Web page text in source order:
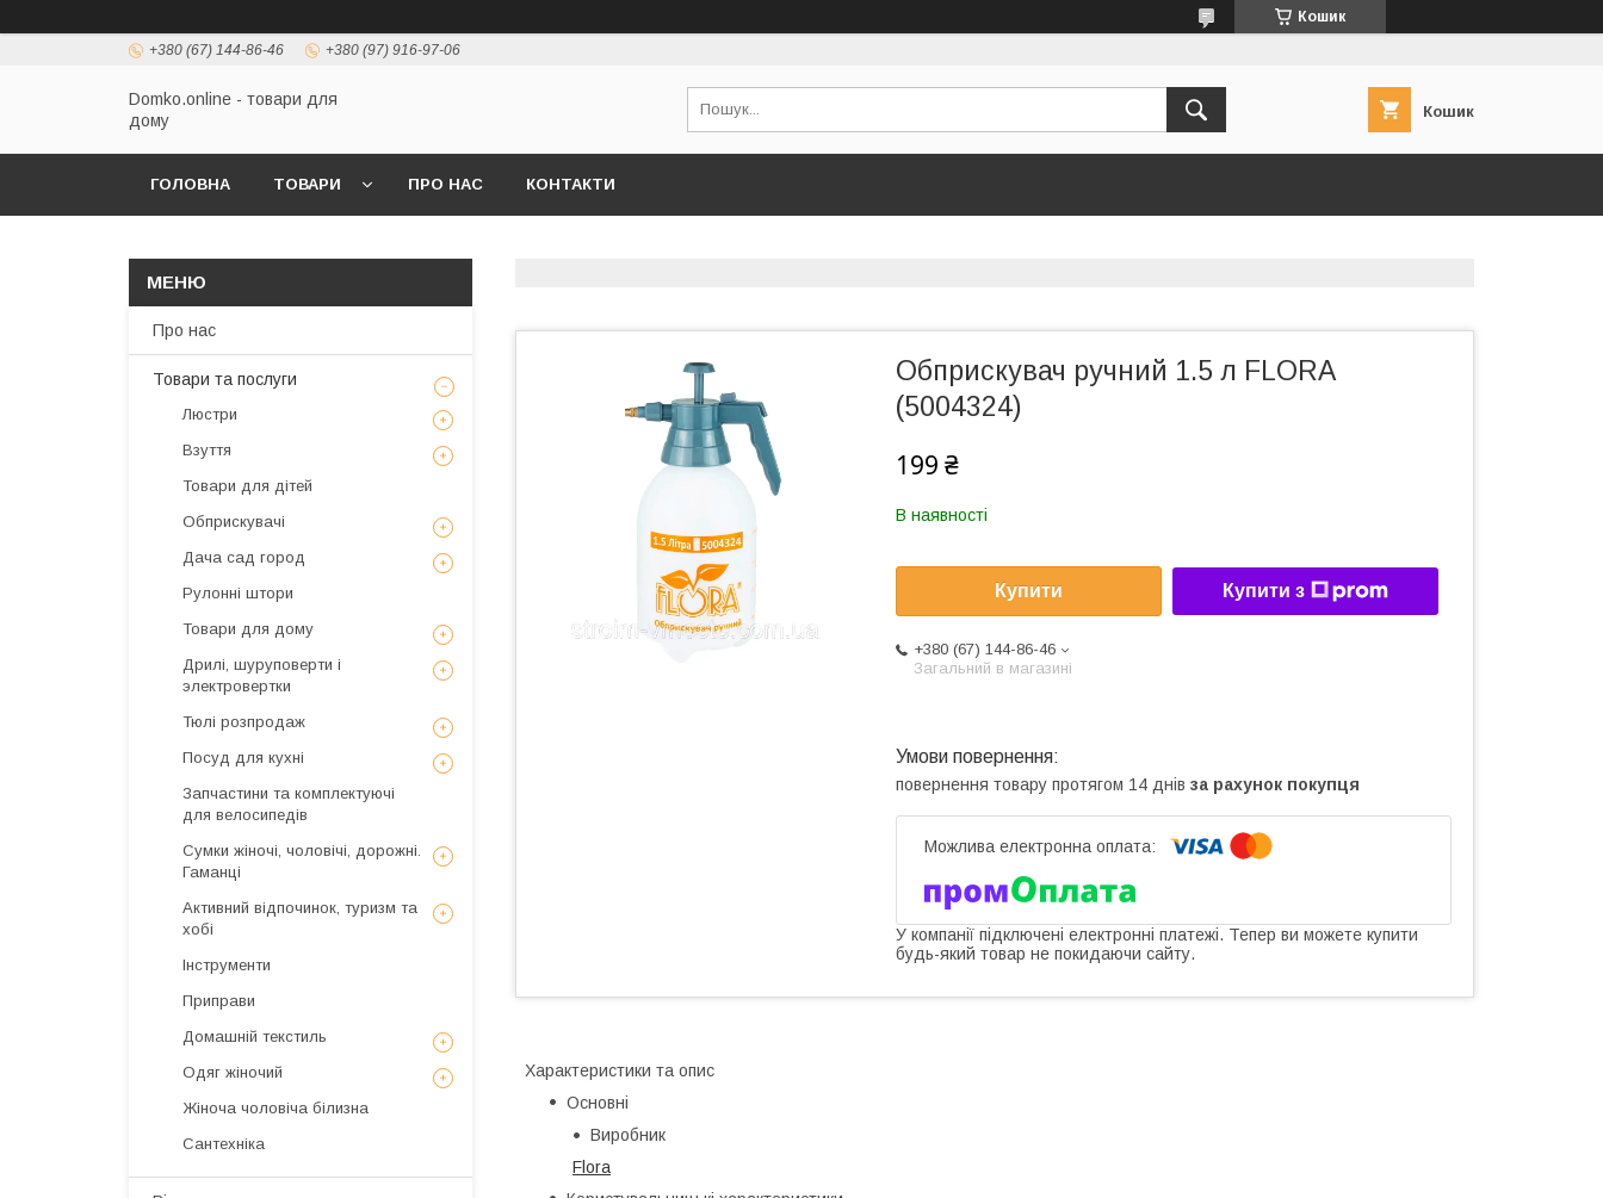
Кошик
+380 (67) 144-86-46 +380 (97) 916-97-06
Domko.online - товари для
дому
Кошик
ГОЛОВНА ТОВАРИ ПРО НАС КОНТАКТИ
Обприскувач ручний 1.5 л FLORA
(5004324)
199 ₴
В наявності
Купити Купити з
+380 (67) 144-86-46
Загальний в магазині
повернення товару протягом 14 днів за рахунок покупця
У компанії підключені електронні платежі. Тепер ви можете купити
будь-який товар не покидаючи сайту.
Характеристики та опис
Основні
Виробник
Flora
Про нас
Товари та послуги
Люстри
Взуття
Товари для дітей
Обприскувачі
Дача сад город
Рулонні штори
Товари для дому
Дрилі, шуруповерти і
электровертки
Тюлі розпродаж
Посуд для кухні
Запчастини та комплектуючі
для велосипедів
Сумки жіночі, чоловічі, дорожні.
Гаманці
Активний відпочинок, туризм та
хобі
Інструменти
Приправи
Домашній текстиль
Одяг жіночий
Жіноча чоловіча білизна
Сантехніка